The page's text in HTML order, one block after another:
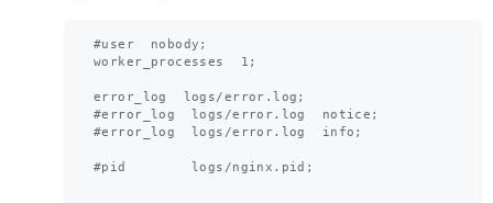
#user  nobody;
worker_processes  1;
error_log  logs/error.log;
#error_log  logs/error.log  notice;
#error_log  logs/error.log  info;
#pid        logs/nginx.pid;